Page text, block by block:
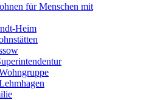
für Menschen mit
Heim